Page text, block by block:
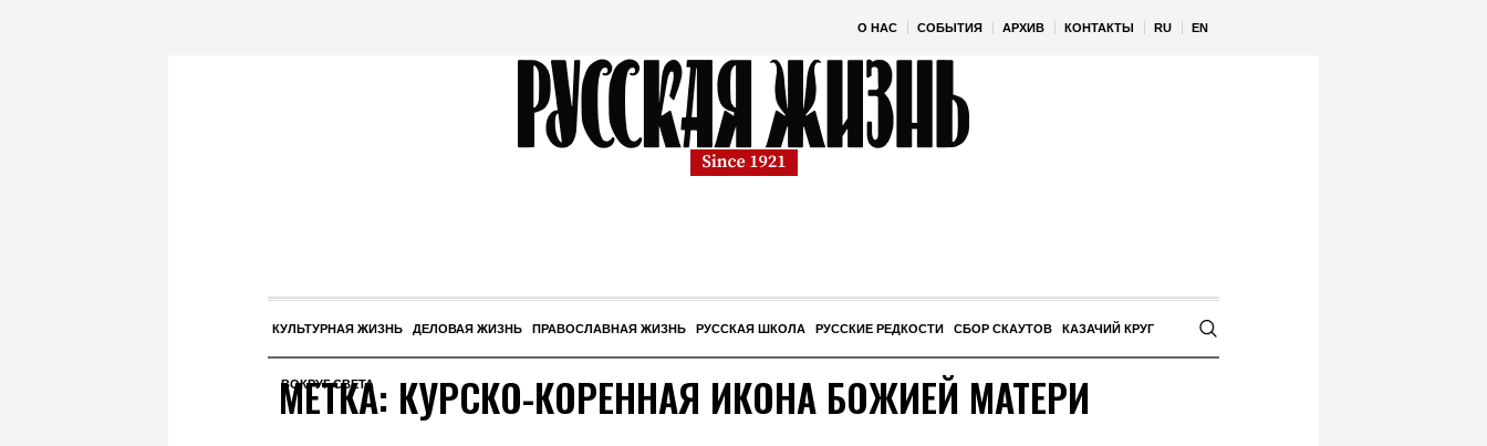
О НАС СОБЫТИЯ АРХИВ КОНТАКТЫ RU EN
КУЛЬТУРНАЯ ЖИЗНЬ ДЕЛОВАЯ ЖИЗНЬ ПРАВОСЛАВНАЯ ЖИЗНЬ РУССКАЯ ШКОЛА РУССКИЕ РЕДКОСТИ СБОР СКАУТОВ КАЗАЧИЙ КРУГ
ВОКРУГ СВЕТА
МЕТКА: КУРСКО-КОРЕННАЯ ИКОНА БОЖИЕЙ МАТЕРИ